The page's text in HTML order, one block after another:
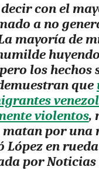
con el
a no
mayoría de
los hechos
que
violentos,
por una
López en
por Noticias